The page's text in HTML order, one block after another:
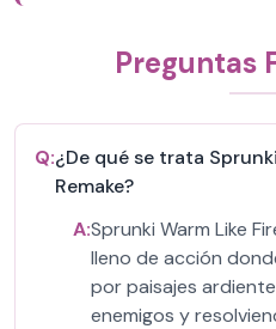
Preguntas
Q:¿De qué se trata
Remake?
A:Sprunki Warm Like
lleno de acción
por paisajes
enemigos y